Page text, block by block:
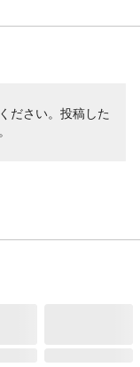
ださい。投稿した